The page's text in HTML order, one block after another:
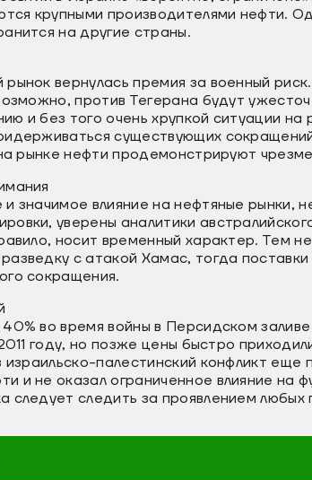
крупными производителями нефти.
на другие страны.
вернулась премия за военный
против Тегерана будут
и без того очень хрупкой ситуации
существующих
рынке нефти продемонстрируют
значимое влияние на нефтяные рынки,
уверены аналитики
носит временный характер. Тем
с атакой Хамас, тогда
сокращения.
во время войны в Персидском
году, но позже цены быстро
палестинский конфликт еще
и не оказал ограниченное влияние на
следует следить за проявлением любых